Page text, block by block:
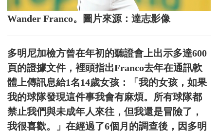
Wander Franco。圖片來源：達志影像
多明尼加檢方曾在年初的聽證會上出示多達600
頁的證據文件，裡頭指出Franco去年在通訊軟
體上傳訊息給1名14歲女孩：「我的女孩，如果
我的球隊發現這件事我會有麻煩。所有球隊都
禁止我們與未成年人來往，但我還是冒險了，
我很喜歡。」在經過了6個月的調查後，因多明